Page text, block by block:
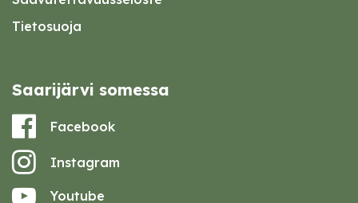
Tietosuoja
Saarijärvi somessa
Facebook
Instagram
Youtube